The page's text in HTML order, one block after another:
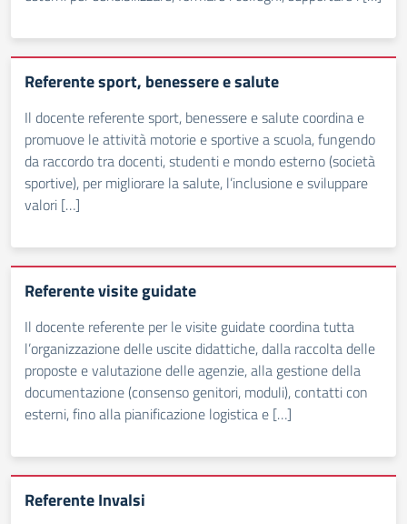
Referente sport, benessere e salute
Il docente referente sport, benessere e salute coordina e
promuove le attività motorie e sportive a scuola, fungendo
da raccordo tra docenti, studenti e mondo esterno (società
sportive), per migliorare la salute, l’inclusione e sviluppare
valori […]
Referente visite guidate
Il docente referente per le visite guidate coordina tutta
l’organizzazione delle uscite didattiche, dalla raccolta delle
proposte e valutazione delle agenzie, alla gestione della
documentazione (consenso genitori, moduli), contatti con
esterni, fino alla pianificazione logistica e […]
Referente Invalsi